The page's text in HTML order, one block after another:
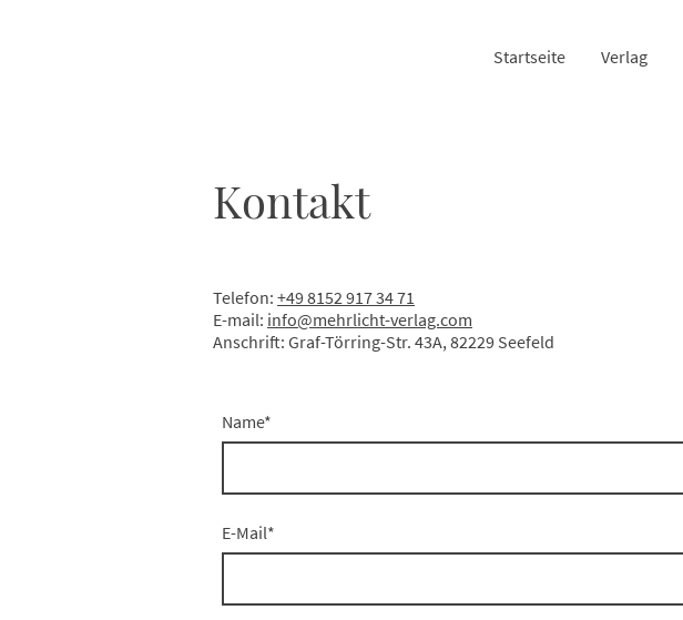
Startseite Verlag
Kontakt
Telefon: +49 8152 917 34 71
E-mail: info@mehrlicht-verlag.com
Anschrift: Graf-Törring-Str. 43A, 82229 Seefeld
Name*
E-Mail*